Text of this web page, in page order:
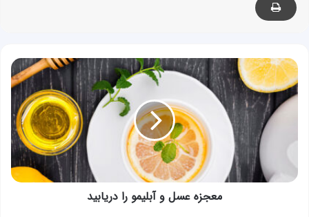
معجزه
عسل
و
آبلیمو
معجزه عسل و آبلیمو را دریابید